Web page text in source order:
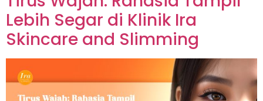
Lebih Segar di Klinik Ira
Skincare and Slimming